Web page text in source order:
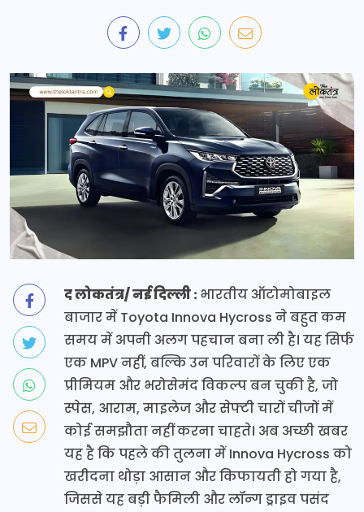
द लोकतंत्र/ नई दिल्ली :भारतीय ऑटोमोबाइल
बाजार में Toyota Innova Hycross ने बहुत कम
समय में अपनी अलग पहचान बना ली है। यह सिर्फ
एक MPV नहीं, बल्कि उन परिवारों के लिए एक
प्रीमियम और भरोसेमंद विकल्प बन चुकी है, जो
स्पेस, आराम, माइलेज और सेफ्टी चारों चीजों में
कोई समझौता नहीं करना चाहते। अब अच्छी खबर
यह है कि पहले की तुलना में Innova Hycross को
खरीदना थोड़ा आसान और किफायती हो गया है,
जिससे यह बड़ी फैमिली और लॉन्ग ड्राइव पसंद